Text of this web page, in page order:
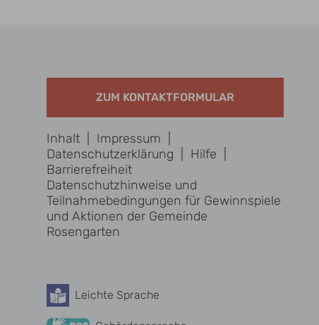
ZUM KONTAKTFORMULAR
Inhalt Impressum
Datenschutzerklärung
Hilfe
Barrierefreiheit
Datenschutzhinweise und
Teilnahmebedingungen für Gewinnspiele
und Aktionen der Gemeinde
Rosengarten
Leichte Sprache